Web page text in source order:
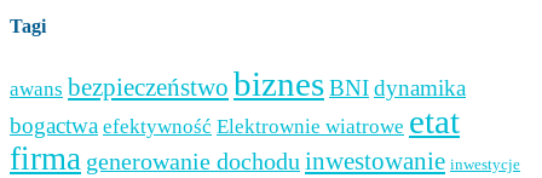
Tagi
awans bezpieczeństwo biznesBNIdynamika
bogactwa efektywność Elektrownie wiatrowe etat
firma generowanie dochodu inwestowanie inwestycje